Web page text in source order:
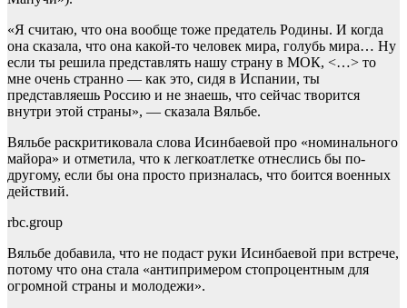
«Я считаю, что она вообще тоже предатель Родины. И когда
она сказала, что она какой-то человек мира, голубь мира… Ну
если ты решила представлять нашу страну в МОК, <…> то
мне очень странно — как это, сидя в Испании, ты
представляешь Россию и не знаешь, что сейчас творится
внутри этой страны», — сказала Вяльбе.
Вяльбе раскритиковала слова Исинбаевой про «номинального
майора» и отметила, что к легкоатлетке отнеслись бы по-
другому, если бы она просто призналась, что боится военных
действий.
rbc.group
Вяльбе добавила, что не подаст руки Исинбаевой при встрече,
потому что она стала «антипримером стопроцентным для
огромной страны и молодежи».